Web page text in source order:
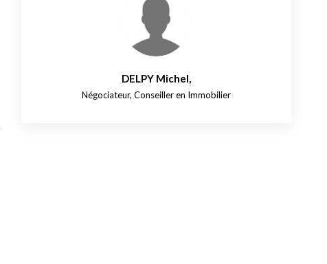
DELPY Michel,
Négociateur, Conseiller en Immobilier